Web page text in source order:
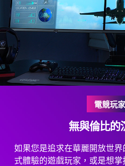
電競玩家
無與倫比的
如果您是追求在華麗開放世
式體驗的遊戲玩家，或是想掌